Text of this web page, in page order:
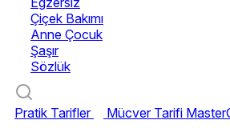
Çiçek Bakımı
Anne Çocuk
Şaşır
Sözlük
Pratik Tarifler Mücver Tarifi